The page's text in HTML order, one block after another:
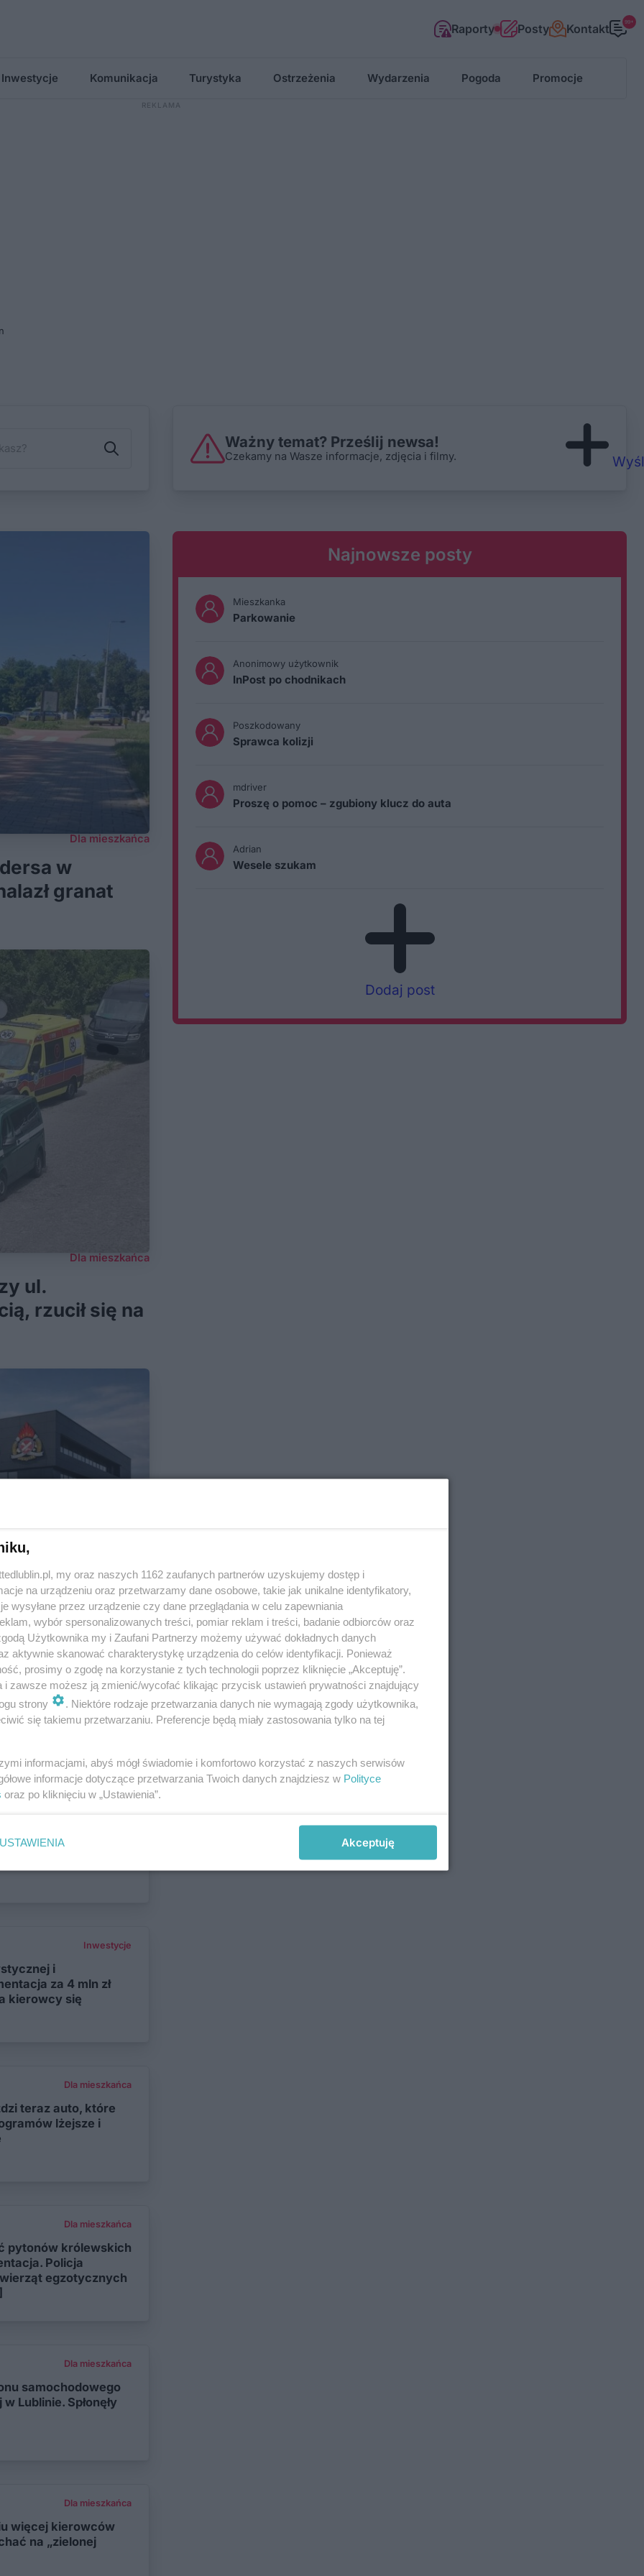
Raporty Posty Kontakt 99+
Inwestycje Komunikacja Turystyka Ostrzeżenia Wydarzenia Pogoda Promocje
Ważny temat? Prześlij newsa!
Czekamy na Wasze informacje, zdjęcia i filmy.
Dla mieszkańca
w
granat
Dla mieszkańca
ul.
rzucił się na
Inwestycje
nowej siedziby
założonym
powstanie na
Znamy
ul. Mełgiewskiej
Inwestycje
i
za 4 mln zł
kierowcy się
Dla mieszkańca
teraz auto, które
lżejsze i
Dla mieszkańca
pytonów królewskich
Policja
egzotycznych
Dla mieszkańca
samochodowego
Lublinie. Spłonęły
Dla mieszkańca
więcej kierowców
na „zielonej
Najnowsze posty
Mieszkanka
Parkowanie
Anonimowy użytkownik
InPost po chodnikach
Poszkodowany
Sprawca kolizji
mdriver
Proszę o pomoc – zgubiony klucz do auta
Adrian
Wesele szukam
Dodaj post
my oraz naszych 1162 zaufanych partnerów uzyskujemy dostęp i
na urządzeniu oraz przetwarzamy dane osobowe, takie jak unikalne identyfikatory,
wysyłane przez urządzenie czy dane przeglądania w celu zapewniania
wybór spersonalizowanych treści, pomiar reklam i treści, badanie odbiorców oraz
Użytkownika my i Zaufani Partnerzy możemy używać dokładnych danych
aktywnie skanować charakterystykę urządzenia do celów identyfikacji. Ponieważ
prosimy o zgodę na korzystanie z tych technologii poprzez kliknięcie „Akceptuję”.
i zawsze możesz ją zmienić/wycofać klikając przycisk ustawień prywatności znajdujący
strony
. Niektóre rodzaje przetwarzania danych nie wymagają zgody użytkownika,
się takiemu przetwarzaniu. Preferencje będą miały zastosowania tylko na tej
informacjami, abyś mógł świadomie i komfortowo korzystać z naszych serwisów
informacje dotyczące przetwarzania Twoich danych znajdziesz w Polityce
oraz po kliknięciu w „Ustawienia”.
USTAWIENIA Akceptuję